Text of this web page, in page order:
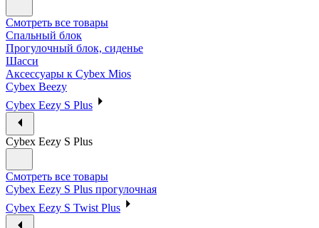
Смотреть все товары
Спальный блок
Прогулочный блок, сиденье
Шасси
Аксессуары к Cybex Mios
Cybex Beezy
Cybex Eezy S Plus
Cybex Eezy S Plus
Смотреть все товары
Cybex Eezy S Plus прогулочная
Cybex Eezy S Twist Plus